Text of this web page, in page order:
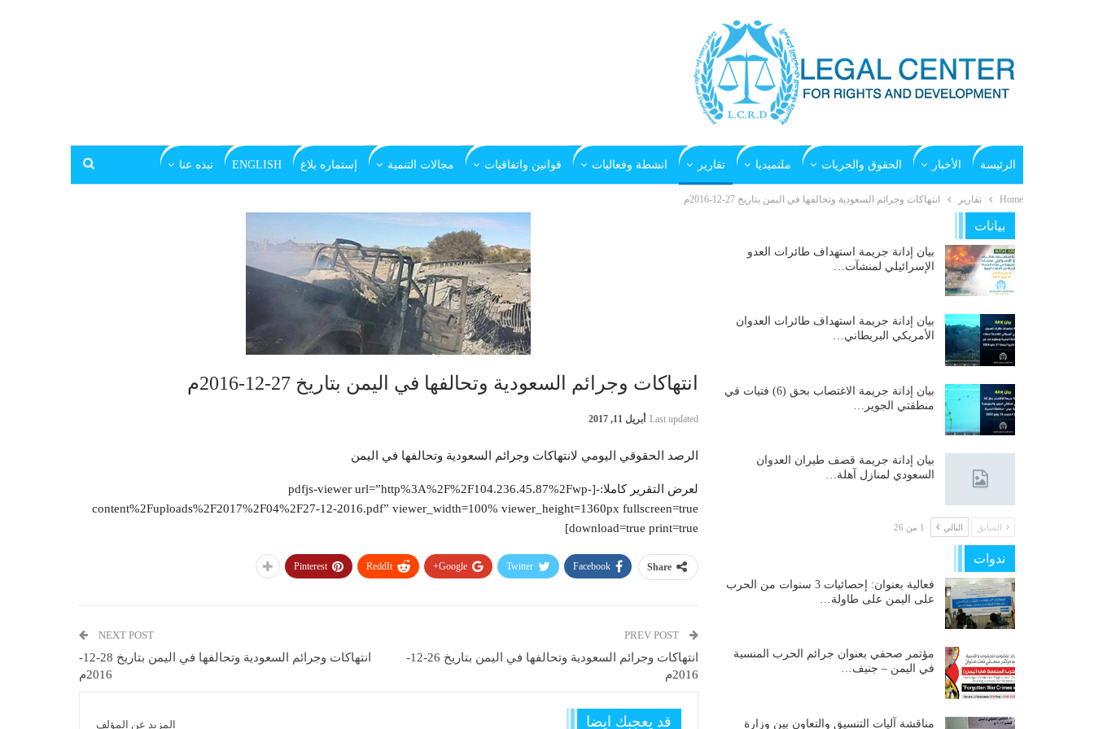
الرئيسة الأخبار الحقوق والحريات ملتميديا تقارير انشطة وفعاليات قوانين واتفاقيات مجالات التنمية إستماره بلاغ ENGLISH نبذه عنا
Home تقارير انتهاكات وجرائم السعودية وتحالفها في اليمن بتاريخ 27-12-2016م
انتهاكات وجرائم السعودية وتحالفها في اليمن بتاريخ 27-12-2016م
Last updated أبريل 11, 2017
الرصد الحقوقي اليومي لانتهاكات وجرائم السعودية وتحالفها في اليمن
لعرض التقرير كاملا:-[pdfjs-viewer url=”http%3A%2F%2F104.236.45.87%2Fwp-
content%2Fuploads%2F2017%2F04%2F27-12-2016.pdf” viewer_width=100% viewer_height=1360px fullscreen=true
download=true print=true]
Share
Facebook
Twitter
Google+
ReddIt
Pinterest
PREV POST
انتهاكات وجرائم السعودية وتحالفها في اليمن بتاريخ 26-12-
2016م
NEXT POST
انتهاكات وجرائم السعودية وتحالفها في اليمن بتاريخ 28-12-
2016م
قد يعجبك ايضا المزيد عن المؤلف
بيانات
بيان إدانة جريمة استهداف طائرات العدو
الإسرائيلي لمنشآت…
بيان إدانة جريمة استهداف طائرات العدوان
الأمريكي البريطاني…
بيان إدانة جريمة الاغتصاب بحق (6) فتيات في
منطقتي الجوير…
بيان إدانة جريمة قصف طيران العدوان
السعودي لمنازل آهلة…
السابق التالي 1 من 26
ندوات
فعالية بعنوان: إحصائيات 3 سنوات من الحرب
على اليمن على طاولة…
مؤتمر صحفي بعنوان جرائم الحرب المنسية
في اليمن – جنيف…
مناقشة آليات التنسيق والتعاون بين وزارة